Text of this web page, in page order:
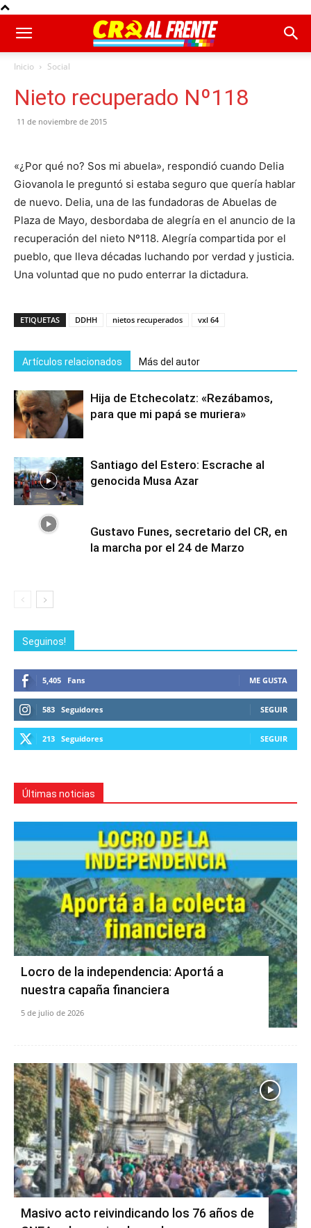
Inicio Social
Nieto recuperado Nº118
11 de noviembre de 2015
«¿Por qué no? Sos mi abuela», respondió cuando Delia
Giovanola le preguntó si estaba seguro que quería hablar
de nuevo. Delia, una de las fundadoras de Abuelas de
Plaza de Mayo, desbordaba de alegría en el anuncio de la
recuperación del nieto Nº118. Alegría compartida por el
pueblo, que lleva décadas luchando por verdad y justicia.
Una voluntad que no pudo enterrar la dictadura.
ETIQUETAS DDHH nietos recuperados vxl 64
Artículos relacionados Más del autor
Hija de Etchecolatz: «Rezábamos,
para que mi papá se muriera»
Santiago del Estero: Escrache al
genocida Musa Azar
Gustavo Funes, secretario del CR, en
la marcha por el 24 de Marzo
Seguinos!
5,405 Fans ME GUSTA
583 Seguidores SEGUIR
213 Seguidores SEGUIR
Últimas noticias
Locro de la independencia: Aportá a
nuestra capaña financiera
5 de julio de 2026
Masivo acto reivindicando los 76 años de